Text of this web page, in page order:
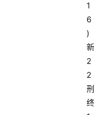
1
6
)
新
2
2
刑
终